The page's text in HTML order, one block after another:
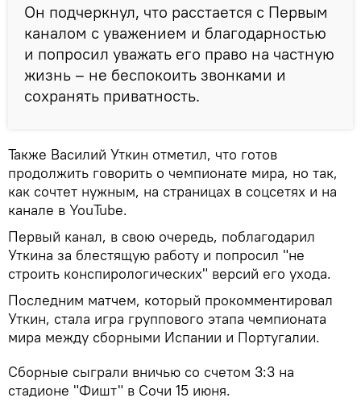
Он подчеркнул, что расстается с Первым
каналом с уважением и благодарностью
и попросил уважать его право на частную
жизнь – не беспокоить звонками и
сохранять приватность.
Также Василий Уткин отметил, что готов
продолжить говорить о чемпионате мира, но так,
как сочтет нужным, на страницах в соцсетях и на
канале в YouTube.
Первый канал, в свою очередь, поблагодарил
Уткина за блестящую работу и попросил "не
строить конспирологических" версий его ухода.
Последним матчем, который прокомментировал
Уткин, стала игра группового этапа чемпионата
мира между сборными Испании и Португалии.
Сборные сыграли вничью со счетом 3:3 на
стадионе "Фишт" в Сочи 15 июня.